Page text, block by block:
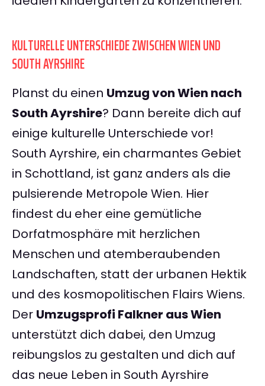
KULTURELLE UNTERSCHIEDE ZWISCHEN WIEN UND
SOUTH AYRSHIRE
Planst du einen Umzug von Wien nach
South Ayrshire? Dann bereite dich auf
einige kulturelle Unterschiede vor!
South Ayrshire, ein charmantes Gebiet
in Schottland, ist ganz anders als die
pulsierende Metropole Wien. Hier
findest du eher eine gemütliche
Dorfatmosphäre mit herzlichen
Menschen und atemberaubenden
Landschaften, statt der urbanen Hektik
und des kosmopolitischen Flairs Wiens.
Der Umzugsprofi Falkner aus Wien
unterstützt dich dabei, den Umzug
reibungslos zu gestalten und dich auf
das neue Leben in South Ayrshire